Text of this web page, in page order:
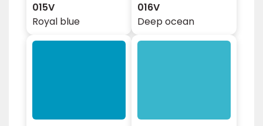
015V
Royal blue
016V
Deep ocean